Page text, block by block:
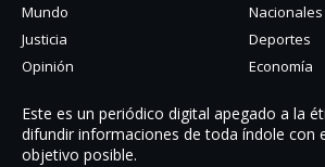
Mundo
Nacionales
Justicia
Deportes
Opinión
Economía
Este es un periódico digital apegado a la
difundir informaciones de toda í­ndole con
objetivo posible.